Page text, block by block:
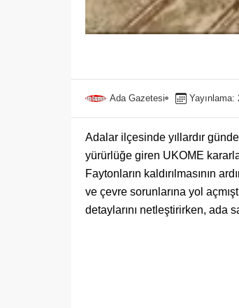
Ada Gazetesi Yayınlama:
Adalar ilçesinde yıllardır
yürürlüğe giren UKOME
Faytonların kaldırılmasının
ve çevre sorunlarına yol
detaylarını netleştirirken, ada